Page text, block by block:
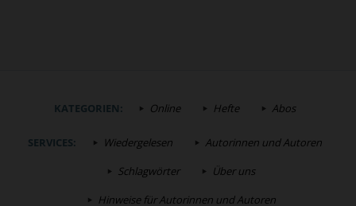
KATEGORIEN: Online Hefte Abos
SERVICES: Wiedergelesen
Autorinnen und Autoren
Schlagwörter
Über uns
Hinweise für Autorinnen und Autoren